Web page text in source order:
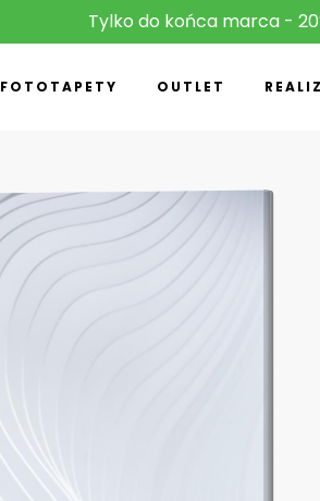
Tylko do końca marca -
FOTOTAPETY OUTLET